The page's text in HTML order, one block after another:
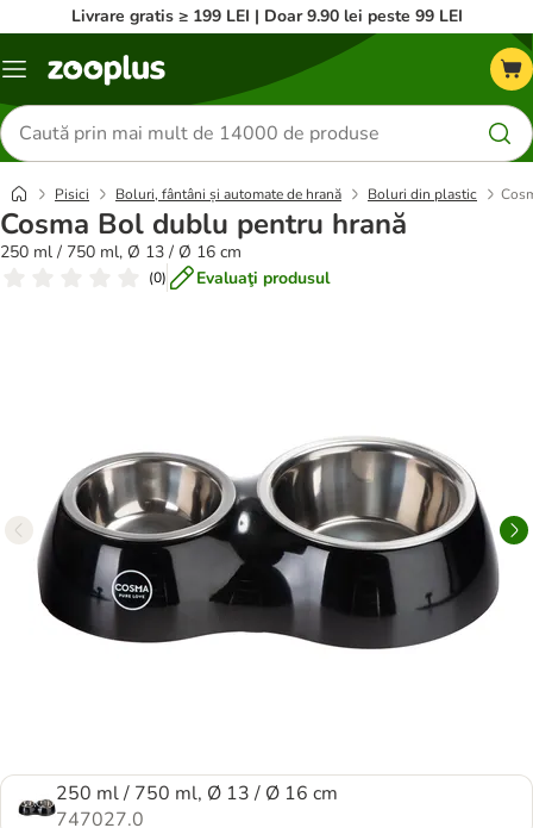
Livrare gratis ≥ 199 LEI | Doar 9.90 lei peste 99 LEI
Categorii
Căutare
produse
Pisici Boluri, fântâni și automate de hrană Boluri din plastic
Cosma Bol dublu pentru hrană
250 ml / 750 ml, Ø 13 / Ø 16 cm
(0) Evaluaţi produsul
250 ml / 750 ml, Ø 13 / Ø 16 cm
747027.0